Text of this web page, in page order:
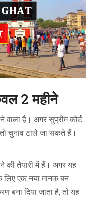
2 महीने
वाला है। अगर सुप्रीम कोर्ट
चुनाव टाले जा सकते हैं।
की तैयारी में हैं। अगर यह
के लिए एक नया मानक बन
बना दिया जाता है, तो यह